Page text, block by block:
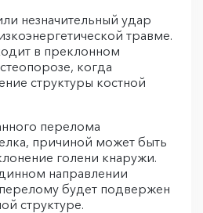
незначительный удар
травме.
в преклонном
когда
структуры костной
перелома
причиной может быть
голени кнаружи.
направлении
будет подвержен
структуре.